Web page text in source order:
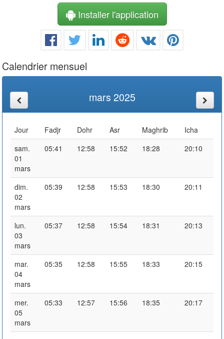
Installer l'application
Calendrier mensuel
mars 2025
Jour Fadjr Dohr Asr Maghrib
Icha
sam.
01
mars
05:41 12:58 15:52 18:28 20:10
dim.
02
mars
05:39 12:58 15:53 18:30 20:11
lun.
03
mars
05:37 12:58 15:54 18:31 20:13
mar.
04
mars
05:35 12:58 15:55 18:33 20:15
mer.
05
mars
05:33 12:57 15:56 18:35 20:17